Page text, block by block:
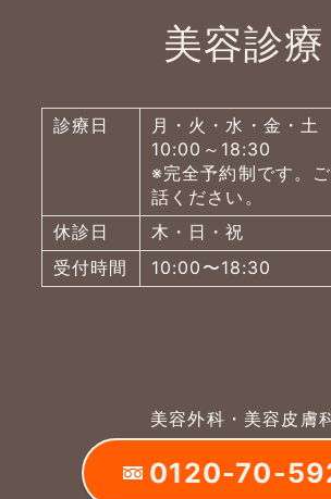
美容診療
診療日
月・火・水・金・土
10:00～18:30
※完全予約制です。
話ください。
休診日
木・日・祝
受付時間
10:00〜18:30
美容外科・美容皮膚
0120-70-